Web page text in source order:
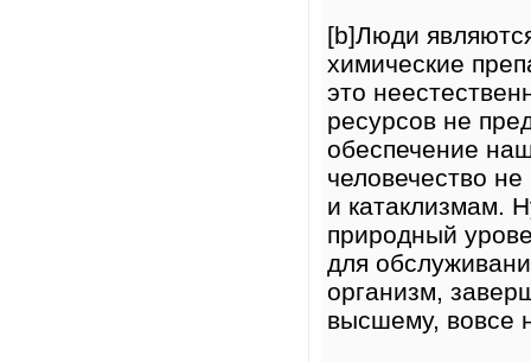
[b]Люди
химические
это
ресурсов не
обеспечение
человечество
и катаклизмам.
природный
для
организм,
высшему, вовсе